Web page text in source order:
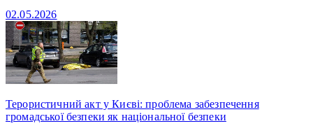
02.05.2026
Терористичний акт у Києві: проблема забезпечення
громадської безпеки як національної безпеки